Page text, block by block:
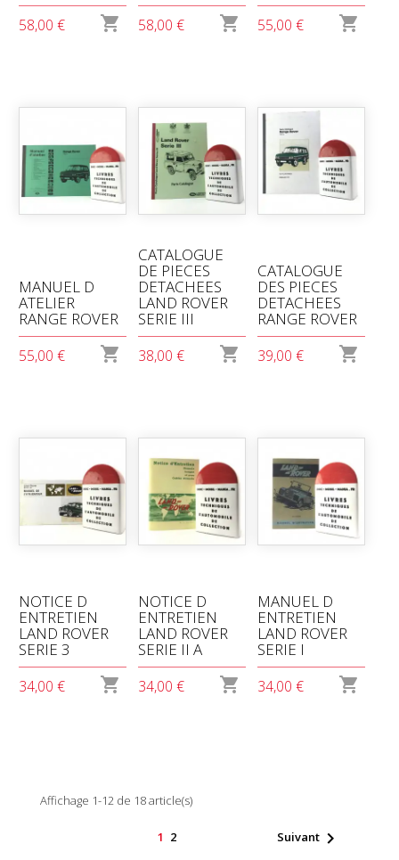
58,00 €  58,00 €  55,00 € 
MANUEL D
ATELIER
RANGE ROVER
55,00 € 
CATALOGUE
DE PIECES
DETACHEES
LAND ROVER
SERIE III
38,00 € 
CATALOGUE
DES PIECES
DETACHEES
RANGE ROVER
39,00 € 
NOTICE D
ENTRETIEN
LAND ROVER
SERIE 3
34,00 € 
NOTICE D
ENTRETIEN
LAND ROVER
SERIE II A
34,00 € 
MANUEL D
ENTRETIEN
LAND ROVER
SERIE I
34,00 € 
Affichage 1-12 de 18 article(s)
1 2 Suivant 